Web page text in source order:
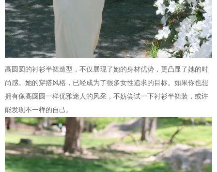
高圆圆的衬衫半裙造型，不仅展现了她的身材优势，更凸显了她的时
尚感。她的穿搭风格，已经成为了很多女性追求的目标。如果你也想
拥有像高圆圆一样优雅迷人的风采，不妨尝试一下衬衫半裙装，或许
能发现不一样的自己。